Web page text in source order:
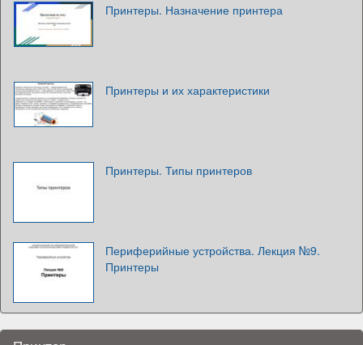
Принтеры. Назначение принтера
Принтеры и их характеристики
Принтеры. Типы принтеров
Периферийные устройства. Лекция №9.
Принтеры